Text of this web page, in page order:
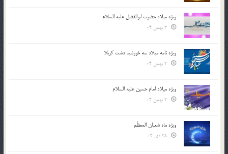
ویژه میلاد حضرت ابوالفضل علیه السلام
ویژه نامه میلاد سه خورشید دشت کربلا
ویژه میلاد امام حسین علیه السلام
ویژه ماه شعبان المعظّم